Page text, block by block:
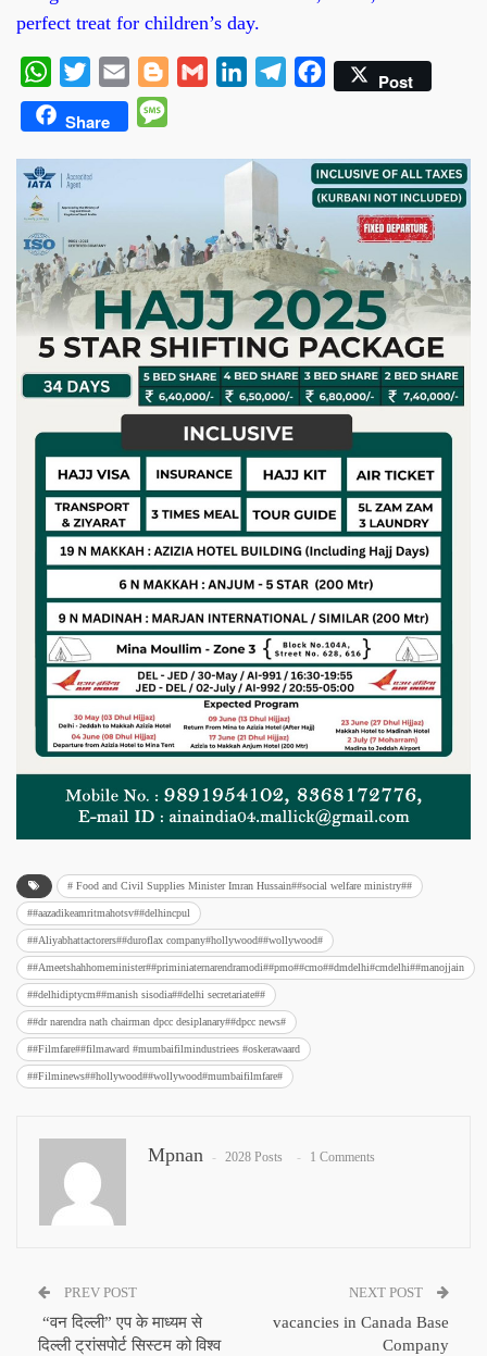
perfect treat for children’s day.
WhatsApp
Twitter Email BloggerGmail LinkedInTelegramFacebookPost
Share
# Food and Civil Supplies Minister Imran Hussain##social welfare ministry##
##aazadikeamritmahotsv##delhincpul
##Aliyabhattactorers##duroflax company#hollywood##wollywood#
##Ameetshahhomeminister##priminiaternarendramodi##pmo##cmo##dmdelhi#cmdelhi##manojjain
##delhidiptycm##manish sisodia##delhi secretariate##
##dr narendra nath chairman dpcc desiplanary##dpcc news#
##Filmfare##filmaward #mumbaifilmindustriees #oskerawaard
##Filminews##hollywood##wollywood#mumbaifilmfare#
Mpnan 2028 Posts 1 Comments
PREV POST
“वन दिल्ली” एप के माध्यम से
दिल्ली ट्रांसपोर्ट सिस्टम को विश्व
NEXT POST
vacancies in Canada Base
Company